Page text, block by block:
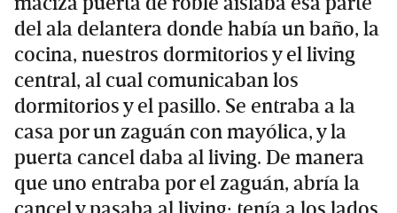
del ala delantera donde había un baño, la
cocina, nuestros dormitorios y el living
central, al cual comunicaban los
dormitorios y el pasillo. Se entraba a la
casa por un zaguán con mayólica, y la
puerta cancel daba al living. De manera
que uno entraba por el zaguán, abría la